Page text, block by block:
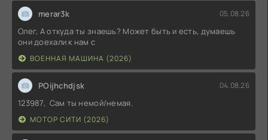
merar3k 05.08.26
Олег, А откуда ты знаешь? Может быть и есть, думаешь
они доехали к нам с
ВОЕННАЯ МАШИНА (2026)
POijhchdjsk 04.08.26
123987, Сам ты немой/немая.
МОТОР СИТИ (2026)